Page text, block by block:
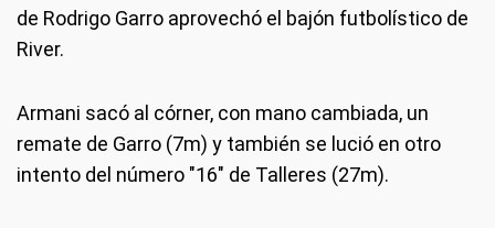
de Rodrigo Garro aprovechó el bajón futbolístico de
River.
Armani sacó al córner, con mano cambiada, un
remate de Garro (7m) y también se lució en otro
intento del número "16" de Talleres (27m).